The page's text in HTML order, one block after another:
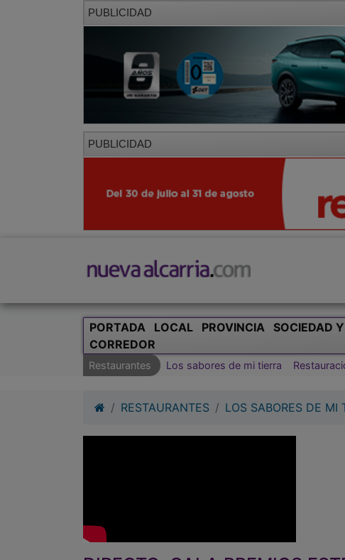
PUBLICIDAD
PUBLICIDAD
PORTADA LOCAL PROVINCIA
Restaurantes Los sabores de mi tierra
RESTAURANTES LOS SABORES DE MI
22/11/2022 - 19:28